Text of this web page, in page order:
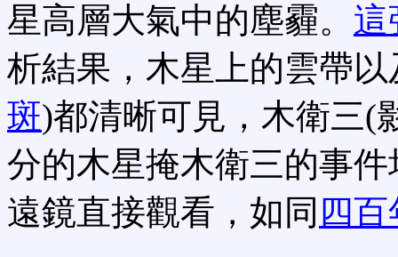
星高層大氣中的塵霾。 這
析結果，木星上的雲帶
斑)都清晰可見，木衛三(
分的木星掩木衛三的事
遠鏡直接觀看，如同 四